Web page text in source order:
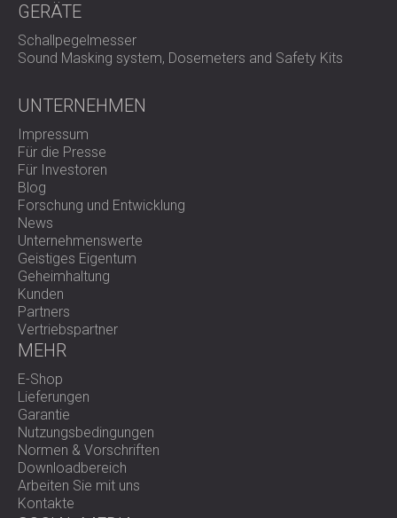
GERÄTE
Schallpegelmesser
Sound Masking system, Dosemeters and Safety Kits
UNTERNEHMEN
Impressum
Für die Presse
Für Investoren
Blog
Forschung und Entwicklung
News
Unternehmenswerte
Geistiges Eigentum
Geheimhaltung
Kunden
Partners
Vertriebspartner
MEHR
E-Shop
Lieferungen
Garantie
Nutzungsbedingungen
Normen & Vorschriften
Downloadbereich
Arbeiten Sie mit uns
Kontakte